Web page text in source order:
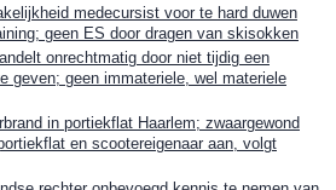
medecursist voor te hard duwen
geen ES door dragen van skisokken
onrechtmatig door niet tijdig een
geven; geen immateriele, wel materiele
in portiekflat Haarlem; zwaargewond
en scootereigenaar aan, volgt